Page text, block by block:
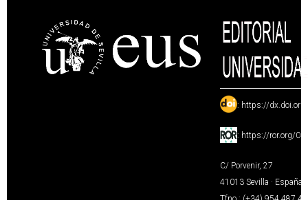
: https://
: https://ror.org/
C/ Porvenir, 27
41013 Sevilla · España